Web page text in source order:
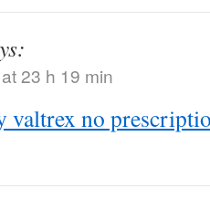
23 h 19 min
valtrex no